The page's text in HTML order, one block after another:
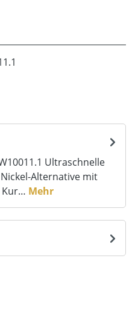
Ultraschnelle
Alternative mit
Kur… Mehr